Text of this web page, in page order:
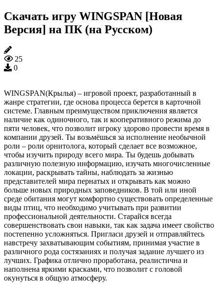
Скачать игру WINGSPAN [Новая
Версия] на ПК (на Русском)
25
0
WINGSPAN(Крылья) – игровой проект, разработанный в
жанре стратегии, где основа процесса берется в карточной
системе. Главным преимуществом приключения является
наличие как одиночного, так и кооперативного режима до
пяти человек, что позволит игроку здорово провести время в
компании друзей. Ты возьмёшься за исполнение необычной
роли – роли орнитолога, который сделает все возможное,
чтобы изучить природу всего мира. Ты будешь добывать
различную полезную информацию, изучать многочисленные
локации, раскрывать тайны, наблюдать за жизнью
представителей мира пернатых и открывать как можно
больше новых природных заповедников. В той или иной
среде обитания могут комфортно существовать определенные
виды птиц, что необходимо учитывать при развитии
профессиональной деятельности. Старайся всегда
совершенствовать свои навыки, так как задача имеет свойство
постепенно усложняться. Пригласи друзей и отправляйтесь
навстречу захватывающим событиям, принимая участие в
различного рода состязаниях и получая задание лучшего из
лучших. Графика отлично проработана, реалистична и
наполнена яркими красками, что позволит с головой
окунуться в общую атмосферу.